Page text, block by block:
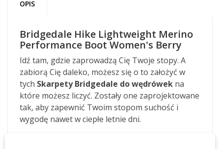
OPIS
Bridgedale Hike Lightweight Merino
Performance Boot Women's Berry
Idź tam, gdzie zaprowadzą Cię Twoje stopy. A
zabiorą Cię daleko, możesz się o to założyć w
tych Skarpety Bridgedale do wędrówek na
które możesz liczyć. Zostały one zaprojektowane
tak, aby zapewnić Twoim stopom suchość i
wygodę nawet w ciepłe letnie dni.